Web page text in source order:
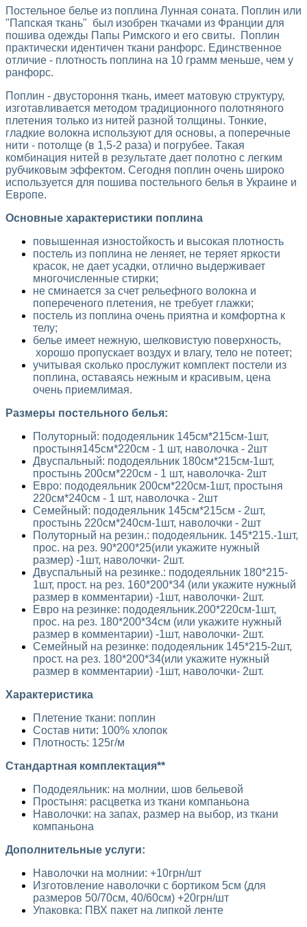
Постельное белье из поплина Лунная соната. Поплин или
"Папская ткань" был изобрен ткачами из Франции для
пошива одежды Папы Римского и его свиты. Поплин
практически идентичен ткани ранфорс. Единственное
отличие - плотность поплина на 10 грамм меньше, чем у
ранфорс.
Поплин - двустороння ткань, имеет матовую структуру,
изготавливается методом традиционного полотняного
плетения только из нитей разной толщины. Тонкие,
гладкие волокна используют для основы, а поперечные
нити - потолще (в 1,5-2 раза) и погрубее. Такая
комбинация нитей в результате дает полотно с легким
рубчиковым эффектом. Сегодня поплин очень широко
используется для пошива постельного белья в Украине и
Европе.
Основные характеристики поплина
повышенная изностойкость и высокая плотность
постель из поплина не леняет, не теряет яркости
красок, не дает усадки, отлично выдерживает
многочисленные стирки;
не сминается за счет рельефного волокна и
попереченого плетения, не требует глажки;
постель из поплина очень приятна и комфортна к
телу;
белье имеет нежную, шелковистую поверхность,
хорошо пропускает воздух и влагу, тело не потеет;
учитывая сколько прослужит комплект постели из
поплина, оставаясь нежным и красивым, цена
очень приемлимая.
Размеры постельного белья:
Полуторный: пододеяльник 145см*215см-1шт,
простыня145см*220см - 1 шт, наволочка - 2шт
Двуспальный: пододеяльник 180см*215см-1шт,
простынь 200см*220см - 1 шт, наволочка- 2шт
Евро: пододеяльник 200см*220см-1шт, простыня
220см*240см - 1 шт, наволочка - 2шт
Семейный: пододеяльник 145см*215см - 2шт,
простынь 220см*240см-1шт, наволочки - 2шт
Полуторный на резин.: пододеяльник. 145*215.-1шт,
прос. на рез. 90*200*25(или укажите нужный
размер) -1шт, наволочки- 2шт.
Двуспальный на резинке.: пододеяльник 180*215-
1шт, прост. на рез. 160*200*34 (или укажите нужный
размер в комментарии) -1шт, наволочки- 2шт.
Евро на резинке: пододеяльник.200*220см-1шт,
прос. на рез. 180*200*34см (или укажите нужный
размер в комментарии) -1шт, наволочки- 2шт.
Семейный на резинке: пододеяльник 145*215-2шт,
прост. на рез. 180*200*34(или укажите нужный
размер в комментарии) -1шт, наволочки- 2шт.
Характеристика
Плетение ткани: поплин
Состав нити: 100% хлопок
Плотность: 125г/м
​​Стандартная комплектация**
Пододеяльник: на молнии, шов бельевой
Простыня: расцветка из ткани компаньона
Наволочки: на запах, размер на выбор, из ткани
компаньона
Дополнительные услуги:
Наволочки на молнии: +10грн/шт
Изготовление наволочки с бортиком 5см (для
размеров 50/70см, 40/60см) +20грн/шт
Упаковка: ПВХ пакет на липкой ленте